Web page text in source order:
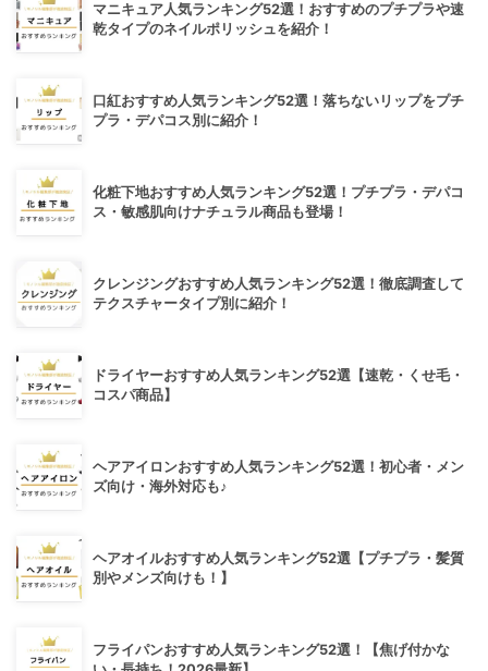
マニキュア人気ランキング52選！おすすめのプチプラや速
乾タイプのネイルポリッシュを紹介！
口紅おすすめ人気ランキング52選！落ちないリップをプチ
プラ・デパコス別に紹介！
化粧下地おすすめ人気ランキング52選！プチプラ・デパコ
ス・敏感肌向けナチュラル商品も登場！
クレンジングおすすめ人気ランキング52選！徹底調査して
テクスチャータイプ別に紹介！
ドライヤーおすすめ人気ランキング52選【速乾・くせ毛・
コスパ商品】
ヘアアイロンおすすめ人気ランキング52選！初心者・メン
ズ向け・海外対応も♪
ヘアオイルおすすめ人気ランキング52選【プチプラ・髪質
別やメンズ向けも！】
フライパンおすすめ人気ランキング52選！【焦げ付かな